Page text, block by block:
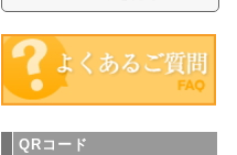
QRコード